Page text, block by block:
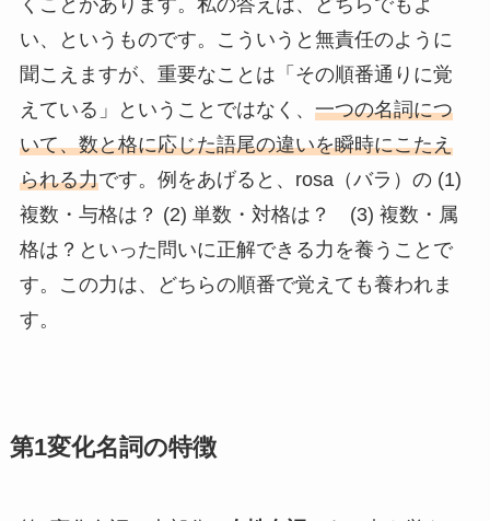
くことがあります。私の答えは、どちらでもよ
い、というものです。こういうと無責任のように
聞こえますが、重要なことは「その順番通りに覚
えている」ということではなく、 一つの名詞につ
いて、数と格に応じた語尾の違いを瞬時にこたえ
られる力です。例をあげると、rosa（バラ）の (1)
複数・与格は？ (2) 単数・対格は？ (3) 複数・属
格は？といった問いに正解できる力を養うことで
す。この力は、どちらの順番で覚えても養われま
す。
第1変化名詞の特徴